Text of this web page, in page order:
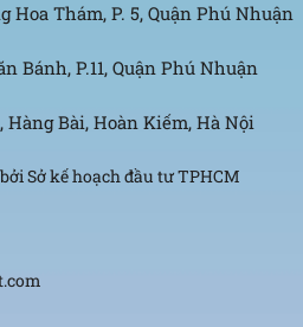
Hoa Thám, P. 5, Quận Phú Nhuận
Bánh, P.11, Quận Phú Nhuận
Hàng Bài, Hoàn Kiếm, Hà Nội
Sở kế hoạch đầu tư TPHCM